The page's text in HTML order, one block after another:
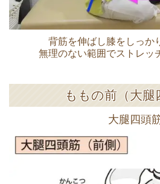
背筋を伸ばし膝をしっか
無理のない範囲でストレッ
ももの前（大腿
大腿四頭